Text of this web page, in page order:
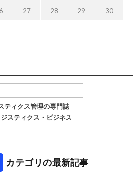
27 28 29 30
ティクス管理の専門誌
ジスティクス・ビジネス
カテゴリの最新記事